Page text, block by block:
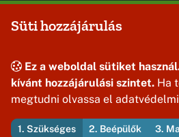
+36 30 442 8024
titkarsag@bakonybel.hu
8427 Bakonybél, Pápai u. 7.
© 2026 Bakonybél Község
Süti hozzájárulás
Ez a weboldal sütiket
kívánt hozzájárulási szintet. Ha
megtudni olvassa el
1. Szükséges 2. Beépülők 3.